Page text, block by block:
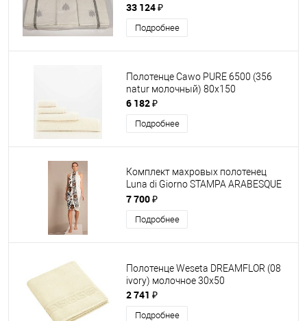
33 124 ₽
Подробнее
Полотенце Cawo PURE 6500 (356
natur молочный) 80x150
6 182 ₽
Подробнее
Комплект махровых полотенец
Luna di Giorno STAMPA ARABESQUE
2564 молочный 310
7 700 ₽
Подробнее
Полотенце Weseta DREAMFLOR (08
ivory) молочное 30х50
2 741 ₽
Подробнее